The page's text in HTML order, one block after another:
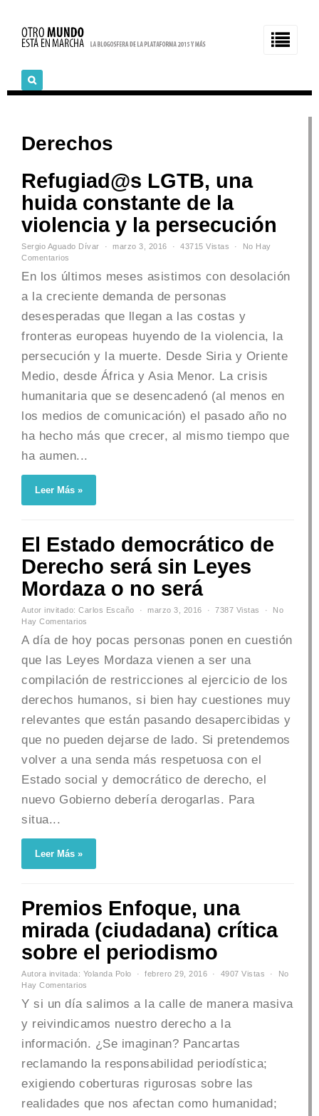
Derechos
Refugiad@s LGTB, una
huida constante de la
violencia y la persecución
Sergio Aguado Dívar marzo 3, 2016 43715 Vistas
No Hay
Comentarios
En los últimos meses asistimos con desolación
a la creciente demanda de personas
desesperadas que llegan a las costas y
fronteras europeas huyendo de la violencia, la
persecución y la muerte. Desde Siria y Oriente
Medio, desde África y Asia Menor. La crisis
humanitaria que se desencadenó (al menos en
los medios de comunicación) el pasado año no
ha hecho más que crecer, al mismo tiempo que
ha aumen...
Leer Más »
El Estado democrático de
Derecho será sin Leyes
Mordaza o no será
Autor invitado: Carlos Escaño marzo 3, 2016 7387 Vistas
No
Hay Comentarios
A día de hoy pocas personas ponen en cuestión
que las Leyes Mordaza vienen a ser una
compilación de restricciones al ejercicio de los
derechos humanos, si bien hay cuestiones muy
relevantes que están pasando desapercibidas y
que no pueden dejarse de lado. Si pretendemos
volver a una senda más respetuosa con el
Estado social y democrático de derecho, el
nuevo Gobierno debería derogarlas. Para
situa...
Leer Más »
Premios Enfoque, una
mirada (ciudadana) crítica
sobre el periodismo
Autora invitada: Yolanda Polo febrero 29, 2016 4907 Vistas
No
Hay Comentarios
Y si un día salimos a la calle de manera masiva
y reivindicamos nuestro derecho a la
información. ¿Se imaginan? Pancartas
reclamando la responsabilidad periodística;
exigiendo coberturas rigurosas sobre las
realidades que nos afectan como humanidad;